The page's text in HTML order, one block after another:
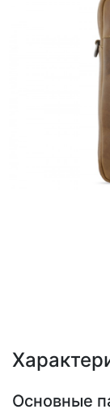
Основные